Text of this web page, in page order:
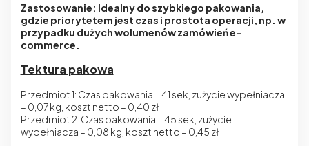
Zastosowanie: Idealny do szybkiego pakowania,
gdzie priorytetem jest czas i prostota operacji, np. w
przypadku dużych wolumenów zamówień e-
commerce.
Tektura pakowa
Przedmiot 1: Czas pakowania – 41 sek, zużycie wypełniacza
– 0,07 kg, koszt netto – 0,40 zł
Przedmiot 2: Czas pakowania – 45 sek, zużycie
wypełniacza – 0,08 kg, koszt netto – 0,45 zł